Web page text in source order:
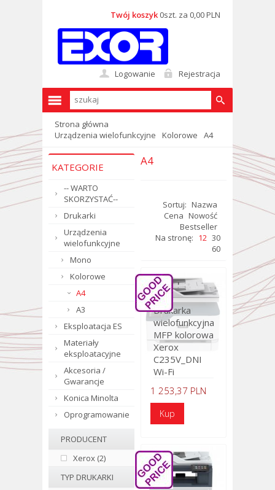
Logowanie Rejestracja
Twój koszyk 0szt. za 0,00 PLN
Strona główna
Urządzenia wielofunkcyjne
Kolorowe A4
KATEGORIE
-- WARTO
SKORZYSTAĆ--
Drukarki
Urządzenia
wielofunkcyjne
Mono
Kolorowe
A4
A3
Eksploatacja ES
Materiały
eksploatacyjne
Akcesoria /
Gwarancje
Konica Minolta
Oprogramowanie
PRODUCENT
Xerox (2)
TYP DRUKARKI
A4
Sortuj: Nazwa
Cena Nowość
Bestseller
Na stronę: 12 30
60
Drukarka
wielofunkcyjna
MFP kolorowa
Xerox
C235V_DNI
Wi-Fi
1 253,37 PLN